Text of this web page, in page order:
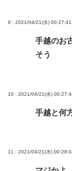
9 : 2021/04/21(水)
手越のお
そう
10 : 2021/04/21(水)
手越と何
11 : 2021/04/21(水)